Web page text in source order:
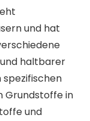
und hat
haltbarer
Grundstoffe in
und